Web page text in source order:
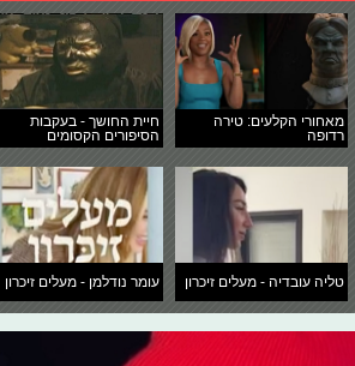
מאחורי הקלעים: טירה
רדופה
חיית החושך - בעקבות
הסיפורים הקסומים
טליה עובדיה - מעלים זיכרון עומר נודלמן - מעלים זיכרון